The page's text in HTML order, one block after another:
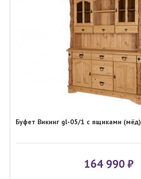
Буфет Викинг gl-05/1 с ящиками (мёд)
164 990